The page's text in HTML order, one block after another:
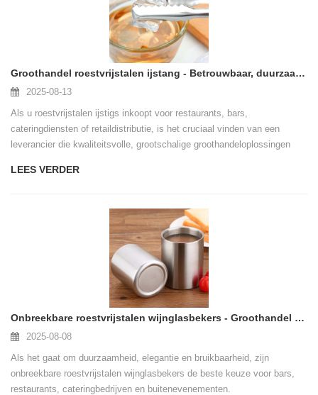
Groothandel roestvrijstalen ijstang - Betrouwbaar, duurzaam en ontworpen voor bulkkopers
2025-08-13
Als u roestvrijstalen ijstigs inkoopt voor restaurants, bars,
cateringdiensten of retaildistributie, is het cruciaal vinden van een
leverancier die kwaliteitsvolle, grootschalige groothandeloplossingen
LEES VERDER
Onbreekbare roestvrijstalen wijnglasbekers - Groothandel en OEM -leverancier
2025-08-08
Als het gaat om duurzaamheid, elegantie en bruikbaarheid, zijn
onbreekbare roestvrijstalen wijnglasbekers de beste keuze voor bars,
restaurants, cateringbedrijven en buitenevenementen.